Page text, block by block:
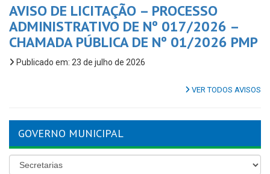
AVISO DE LICITAÇÃO – PROCESSO
ADMINISTRATIVO DE Nº 017/2026 –
CHAMADA PÚBLICA DE Nº 01/2026 PMP
Publicado em: 23 de julho de 2026
VER TODOS AVISOS
GOVERNO MUNICIPAL